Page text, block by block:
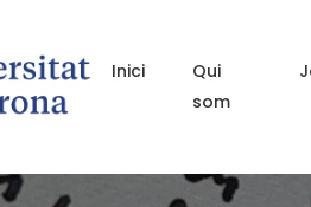
Inici
Qui
som